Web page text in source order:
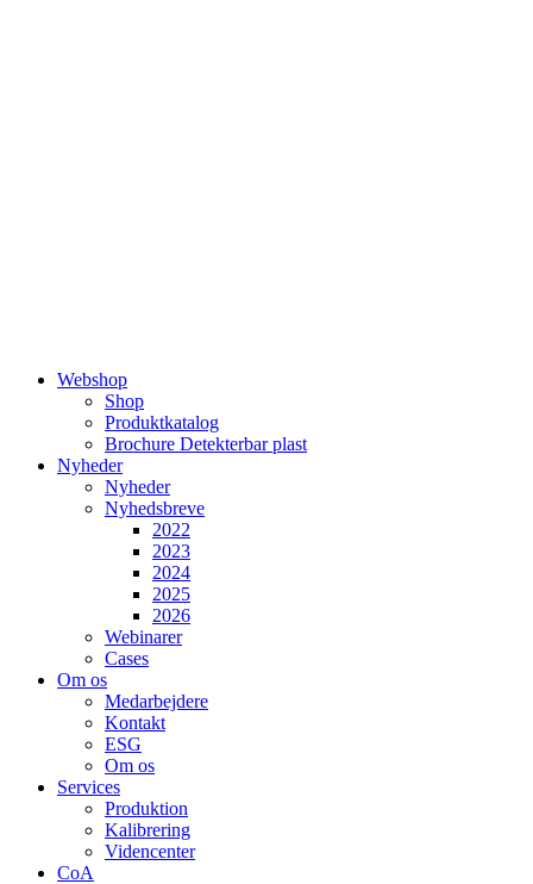
Webshop
Shop
Produktkatalog
Brochure Detekterbar plast
Nyheder
Nyheder
Nyhedsbreve
2022
2023
2024
2025
2026
Webinarer
Cases
Om os
Medarbejdere
Kontakt
ESG
Om os
Services
Produktion
Kalibrering
Videncenter
CoA